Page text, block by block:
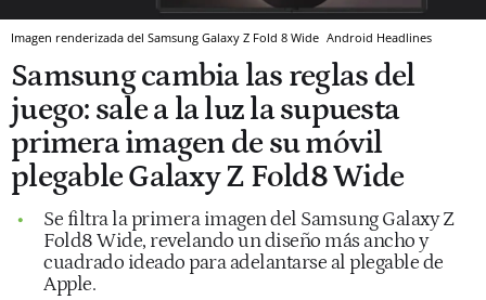
Imagen renderizada del Samsung Galaxy Z Fold 8 Wide Android Headlines
Samsung cambia las reglas del
juego: sale a la luz la supuesta
primera imagen de su móvil
plegable Galaxy Z Fold8 Wide
Se filtra la primera imagen del Samsung Galaxy Z
Fold8 Wide, revelando un diseño más ancho y
cuadrado ideado para adelantarse al plegable de
Apple.